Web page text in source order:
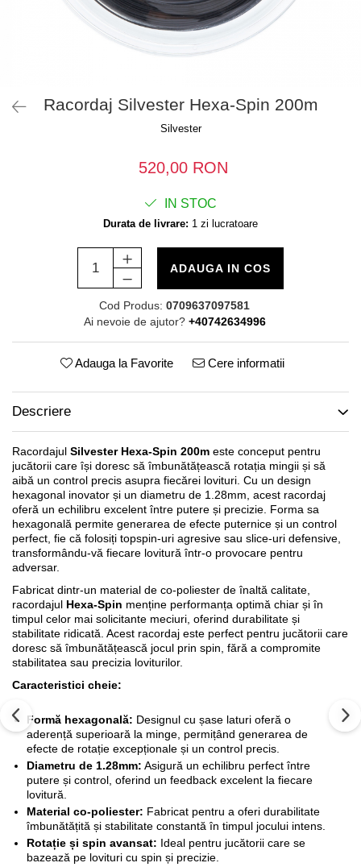
Racordaj Silvester Hexa-Spin 200m
Silvester
520,00 RON
IN STOC
Durata de livrare: 1 zi lucratoare
ADAUGA IN COS
Cod Produs: 0709637097581
Ai nevoie de ajutor? +40742634996
Adauga la Favorite Cere informatii
Descriere
Racordajul Silvester Hexa-Spin 200m este conceput pentru
jucătorii care își doresc să îmbunătățească rotația mingii și să
aibă un control precis asupra fiecărei lovituri. Cu un design
hexagonal inovator și un diametru de 1.28mm, acest racordaj
oferă un echilibru excelent între putere și precizie. Forma sa
hexagonală permite generarea de efecte puternice și un control
perfect, fie că folosiți topspin-uri agresive sau slice-uri defensive,
transformându-vă fiecare lovitură într-o provocare pentru
adversar.
Fabricat dintr-un material de co-poliester de înaltă calitate,
racordajul Hexa-Spin menține performanța optimă chiar și în
timpul celor mai solicitante meciuri, oferind durabilitate și
stabilitate ridicată. Acest racordaj este perfect pentru jucătorii care
doresc să îmbunătățească jocul prin spin, fără a compromite
stabilitatea sau precizia loviturilor.
Caracteristici cheie:
Formă hexagonală: Designul cu șase laturi oferă o
aderență superioară la minge, permițând generarea de
efecte de rotație excepționale și un control precis.
Diametru de 1.28mm: Asigură un echilibru perfect între
putere și control, oferind un feedback excelent la fiecare
lovitură.
Material co-poliester: Fabricat pentru a oferi durabilitate
îmbunătățită și stabilitate constantă în timpul jocului intens.
Rotație și spin avansat: Ideal pentru jucătorii care se
bazează pe lovituri cu spin și precizie.